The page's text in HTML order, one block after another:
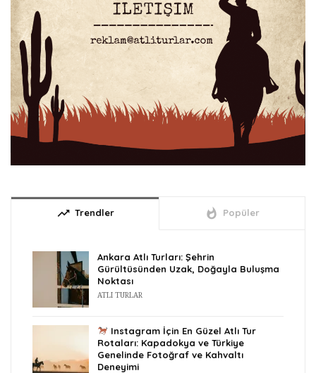
trending_up Trendler whatshot Popüler
Ankara Atlı Turları: Şehrin
Gürültüsünden Uzak, Doğayla Buluşma
Noktası
ATLI TURLAR
Instagram İçin En Güzel Atlı Tur
Rotaları: Kapadokya ve Türkiye
Genelinde Fotoğraf ve Kahvaltı
Deneyimi